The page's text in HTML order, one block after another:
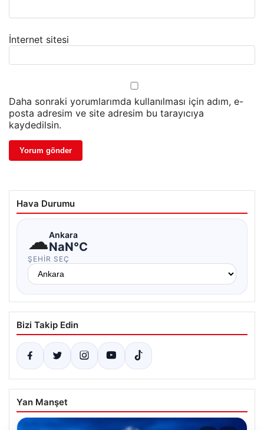
İnternet sitesi
Daha sonraki yorumlarımda kullanılması için adım, e-
posta adresim ve site adresim bu tarayıcıya
kaydedilsin.
Hava Durumu
☁Ankara
NaN°C
ŞEHIR SEÇ
Bizi Takip Edin
Yan Manşet